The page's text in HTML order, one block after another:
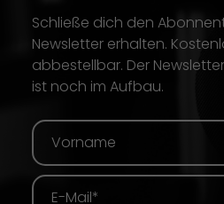
Schließe dich den
Newsletter erhalten.
abbestellbar. Der
ist noch im Aufbau.